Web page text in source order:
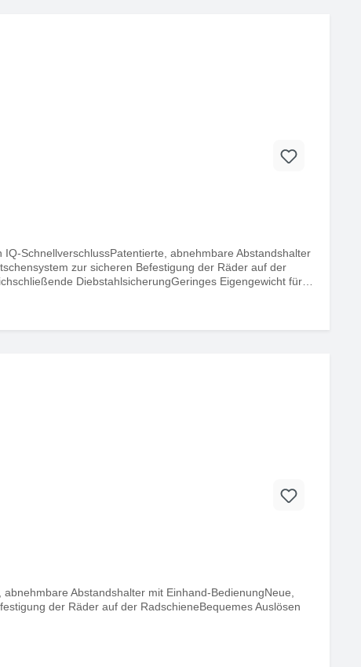
SchnellverschlussPatentierte, abnehmbare Abstandshalter
zur sicheren Befestigung der Räder auf der
DiebstahlsicherungGeringes Eigengewicht für
Abstandshalter mit Einhand-BedienungNeue,
der Räder auf der RadschieneBequemes Auslösen